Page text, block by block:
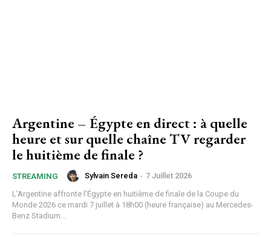
Argentine – Égypte en direct : à quelle
heure et sur quelle chaîne TV regarder
le huitième de finale ?
STREAMING Sylvain Sereda - 7 Juillet 2026
L’Argentine affronte l’Égypte en huitième de finale de la Coupe du
Monde 2026 ce mardi 7 juillet à 18h00 (heure française) au Mercedes-
Benz Stadium...